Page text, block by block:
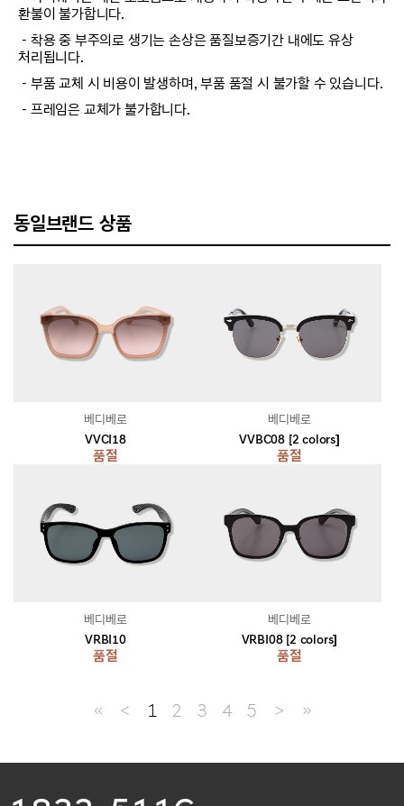
환불이 불가합니다.
－착용 중 부주의로 생기는 손상은 품질보증기간 내에도 유상
처리됩니다.
－부품 교체 시 비용이 발생하며, 부품 품절 시 불가할 수 있습니다.
－프레임은 교체가 불가합니다.
동일브랜드 상품
VVCI18
품절
베디베로
VVBC08 [2 colors]
품절
베디베로
VRBI10
품절
베디베로
VRBI08 [2 colors]
품절
베디베로
≪ ＜ 1 2 3 4 5 ＞ ≫